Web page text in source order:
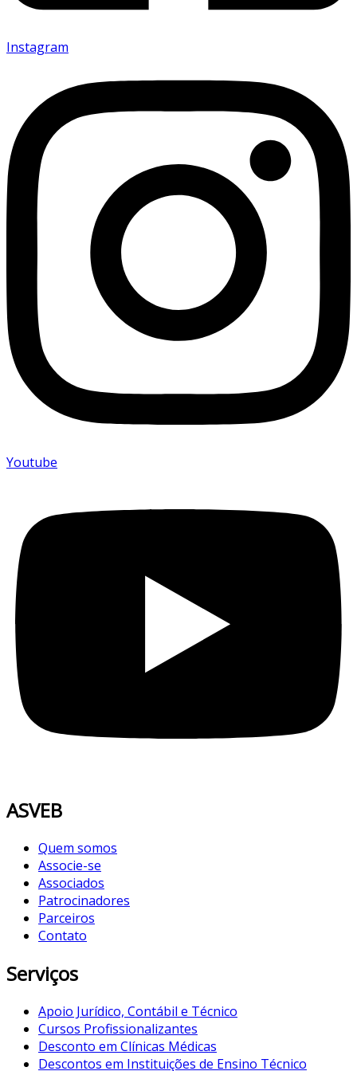
Instagram
Youtube
ASVEB
Quem somos
Associe-se
Associados
Patrocinadores
Parceiros
Contato
Serviços
Apoio Jurídico, Contábil e Técnico
Cursos Profissionalizantes
Desconto em Clínicas Médicas
Descontos em Instituições de Ensino Técnico